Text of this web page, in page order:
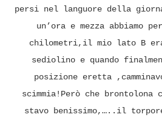
persi nel languore della
un’ora e mezza abbiamo
chilometri,il mio lato B
sediolino e quando
posizione eretta
scimmia!Però che
stavo benissimo,…..il